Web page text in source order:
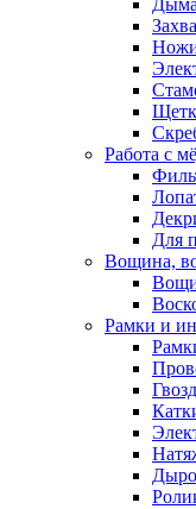
Работа с
Для
Вощина,
Рамки и